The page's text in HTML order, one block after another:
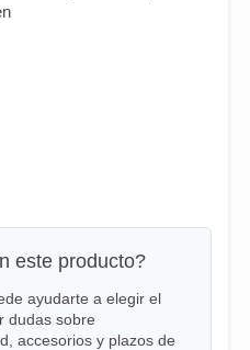
este producto?
ayudarte a elegir el
dudas sobre
accesorios y plazos de